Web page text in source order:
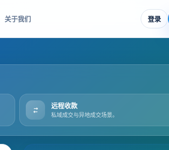
关于我们 登录
远程收款
私域成交与异地成交场景。